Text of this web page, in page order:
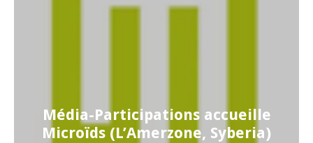
Média-Participations accueille
Microïds (L’Amerzone, Syberia)